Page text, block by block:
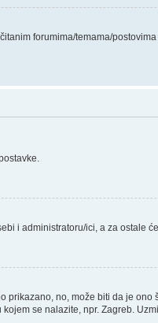
forumima/temama/postovima
i administratoru/ici, a za ostale
prikazano, no, može biti da je ono
se nalazite, npr. Zagreb.